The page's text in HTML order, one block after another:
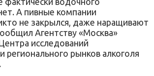
А пивные компании
не закрылся, даже наращивают
Агентству «Москва»
исследований
регионального рынков алкоголя